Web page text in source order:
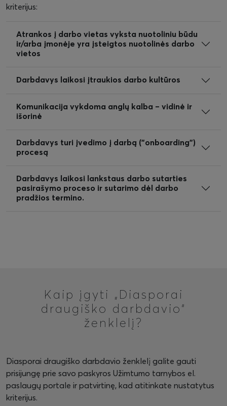
kriterijus:
Atrankos į darbo vietas vyksta nuotoliniu būdu
ir/arba įmonėje yra įsteigtos nuotolinės darbo
vietos
Darbdavys laikosi įtraukios darbo kultūros
Komunikacija vykdoma anglų kalba – vidinė ir
išorinė
Darbdavys turi įvedimo į darbą ("onboarding")
procesą
Darbdavys laikosi lankstaus darbo sutarties
pasirašymo proceso ir sutarimo dėl darbo
pradžios termino.
Kaip įgyti „Diasporai
draugiško darbdavio“
ženklelį?
Diasporai draugiško darbdavio ženklelį galite gauti
prisijungę prie savo paskyros Užimtumo tarnybos el.
paslaugų portale ir patvirtinę, kad atitinkate nustatytus
kriterijus.